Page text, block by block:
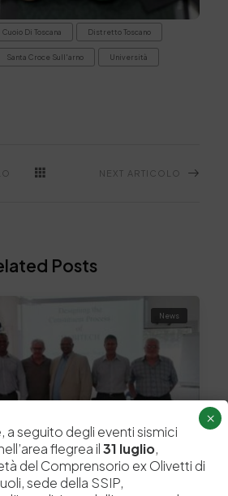
Cuoio Di Toscana Distretto Toscano
Santa Croce Sull'arno Università
NEXT ARTICOLO
Posts
News
a seguito degli eventi sismici
flegrea il31 luglio,
del Comprensorio ex Olivetti di
sede della SSIP,
×